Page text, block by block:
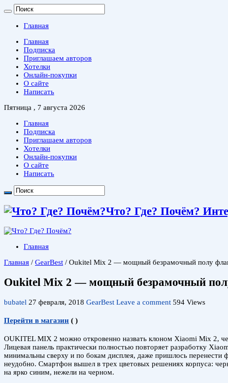
Главная
Главная
Подписка
Приглашаем авторов
Хотелки
Онлайн-покупки
О сайте
Написать
Пятница , 7 августа 2026
Главная
Подписка
Приглашаем авторов
Хотелки
Онлайн-покупки
О сайте
Написать
Что? Где? Почём?
Главная
Главная / GearBest / Oukitel Mix 2 — мощный безрамочный полу
Oukitel Mix 2 — мощный безрамочный
bubatel 27 февраля, 2018 GearBest Leave a comment 594 Views
Перейти в магазин ( )
OUKITEL MIX 2 можно откровенно назвать клоном Xiaomi Mix 2,
Лицевая панель практически полностью повторяет разработку
минимальны сверху и по бокам дисплея, даже пришлось
неудобно. Смартфон вышел в трех цветовых решениях корпуса:
на ярко синим, нежели на черном.